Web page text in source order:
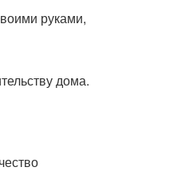
руками,
дома.